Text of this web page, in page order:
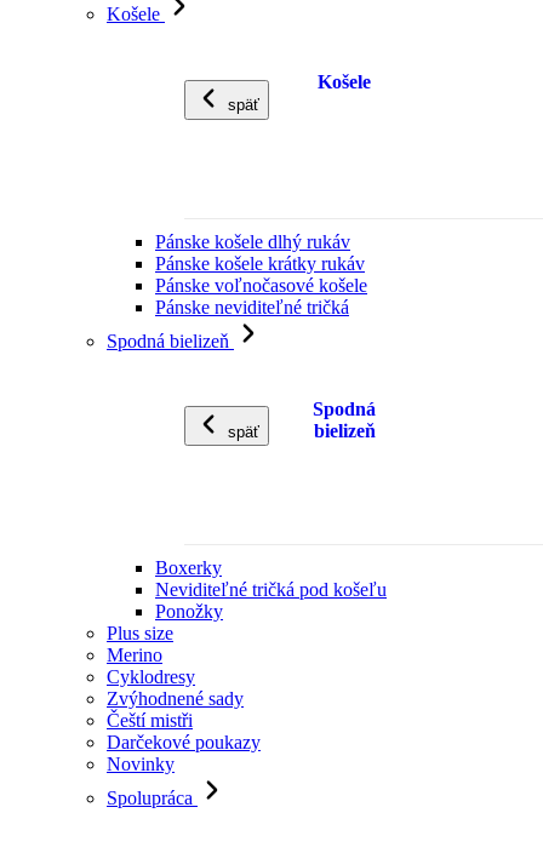
Košele
späť
Košele
Pánske košele dlhý rukáv
Pánske košele krátky rukáv
Pánske voľnočasové košele
Pánske neviditeľné tričká
Spodná bielizeň
späť
Spodná
bielizeň
Boxerky
Neviditeľné tričká pod košeľu
Ponožky
Plus size
Merino
Cyklodresy
Zvýhodnené sady
Čeští mistři
Darčekové poukazy
Novinky
Spolupráca